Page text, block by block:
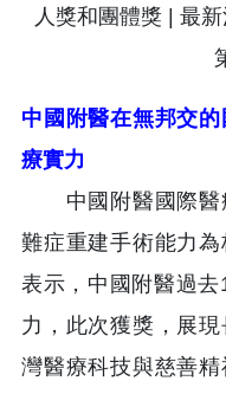
中國附醫在無邦交
療實力
中國附醫國際醫
難症重建手術能力
表示，中國附醫過
力，此次獲獎，展
灣醫療科技與慈善精